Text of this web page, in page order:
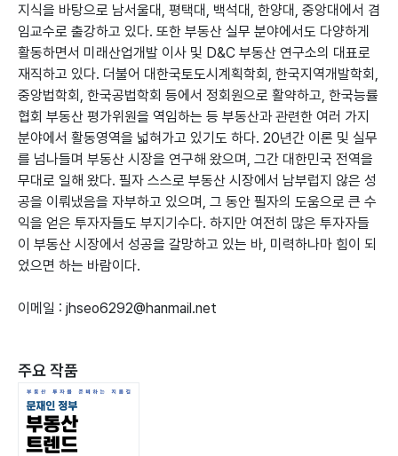
지식을 바탕으로 남서울대, 평택대, 백석대, 한양대, 중앙대에서 겸
임교수로 출강하고 있다. 또한 부동산 실무 분야에서도 다양하게
활동하면서 미래산업개발 이사 및 D&C 부동산 연구소의 대표로
재직하고 있다. 더불어 대한국토도시계획학회, 한국지역개발학회,
중앙법학회, 한국공법학회 등에서 정회원으로 활약하고, 한국능률
협회 부동산 평가위원을 역임하는 등 부동산과 관련한 여러 가지
분야에서 활동영역을 넓혀가고 있기도 하다. 20년간 이론 및 실무
를 넘나들며 부동산 시장을 연구해 왔으며, 그간 대한민국 전역을
무대로 일해 왔다. 필자 스스로 부동산 시장에서 남부럽지 않은 성
공을 이뤄냈음을 자부하고 있으며, 그 동안 필자의 도움으로 큰 수
익을 얻은 투자자들도 부지기수다. 하지만 여전히 많은 투자자들
이 부동산 시장에서 성공을 갈망하고 있는 바, 미력하나마 힘이 되
었으면 하는 바람이다.
이메일 : jhseo6292@hanmail.net
주요 작품